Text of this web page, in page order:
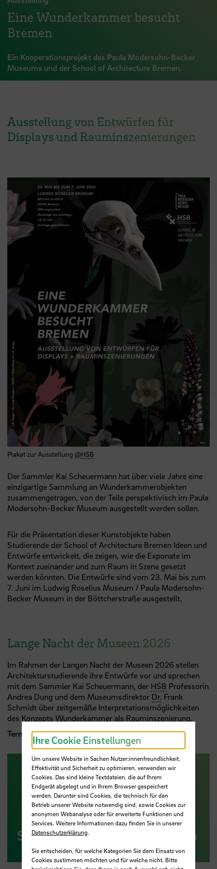
Eine Wunderkammer besucht
Bremen
Ein Kooperationsprojekt des Paula Modersohn-Becker
Museums und der School of Architecture Bremen.
Ausstellung von Entwürfen für
Displays und Rauminszenierungen
Plakat zur Ausstellung @HSB
Der Sammler Kai Scheuermann hat über viele Jahre eine
einzigartige Sammlung an Wunderkammerobjekten
zusammengetragen, von der Teile perspektivisch im Paula
Modersohn-Becker Museum ausgestellt werden sollen.
Für die Präsentation dieser Kunstobjekte haben
Studierende der School of Architecture Bremen Ideen und
Entwürfe entwickelt, die zeigen, wie die Exponate im
Kontext zueinander und zum Raum in Szene gesetzt
werden könnten. Die Entwürfe sind vom 23. Mai bis zum
7. Juni im Ludwig Roselius Museum / Paula Modersohn-
Becker Museum in der Böttcherstraße ausgestellt.
Lange Nacht der Museen 2026
Im Rahmen der Langen Nacht der Museen 2026 stellen
Architekturstudierende ihre Entwürfe vor und sprechen
mit dem Sammler Kai Scheuermann, der HSB Professorin
Andrea Dung und dem Museumsdirektor Dr. Frank
Schmidt über zeitgemäße Interpretationsmöglichkeiten
des Konzepts Wunderkammer als Rauminszenierung.
Termin: Samstag, 30. Mai / 22 Uhr
School of Architecture Bremen
Ihre Cookie Einstellungen
Um unsere Website in Sachen Nutzer:innenfreundlichkeit,
Effektivität und Sicherheit zu optimieren, verwenden wir
Cookies. Das sind kleine Textdateien, die auf Ihrem
Endgerät abgelegt und in Ihrem Browser gespeichert
werden. Darunter sind Cookies, die technisch für den
Betrieb unserer Website notwendig sind, sowie Cookies zur
anonymen Webanalyse oder für erweiterte Funktionen und
Services. Weitere Informationen dazu finden Sie in unserer
Datenschutzerklärung.
Sie entscheiden, für welche Kategorien Sie dem Einsatz von
Cookies zustimmen möchten und für welche nicht. Bitte